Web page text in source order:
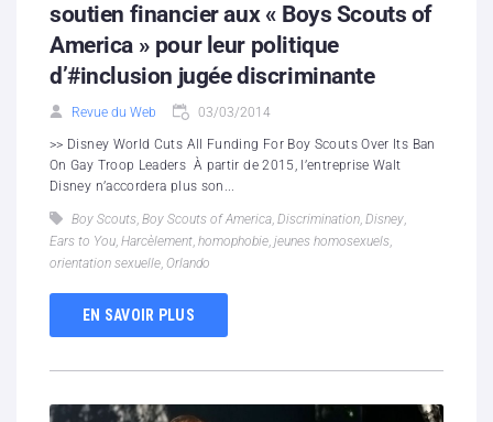
soutien financier aux « Boys Scouts of
America » pour leur politique
d’#inclusion jugée discriminante
Revue du Web 03/03/2014
>> Disney World Cuts All Funding For Boy Scouts Over Its Ban
On Gay Troop Leaders À partir de 2015, l’entreprise Walt
Disney n’accordera plus son...
Boy Scouts, Boy Scouts of America, Discrimination, Disney,
Ears to You, Harcèlement, homophobie, jeunes homosexuels,
orientation sexuelle, Orlando
EN SAVOIR PLUS